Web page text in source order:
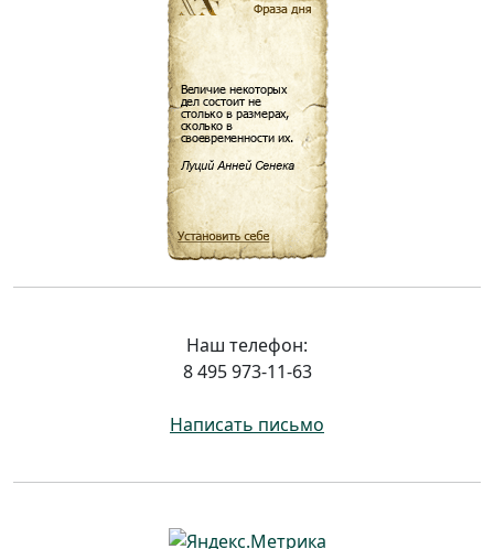
Наш телефон:
8 495 973-11-63
Написать письмо